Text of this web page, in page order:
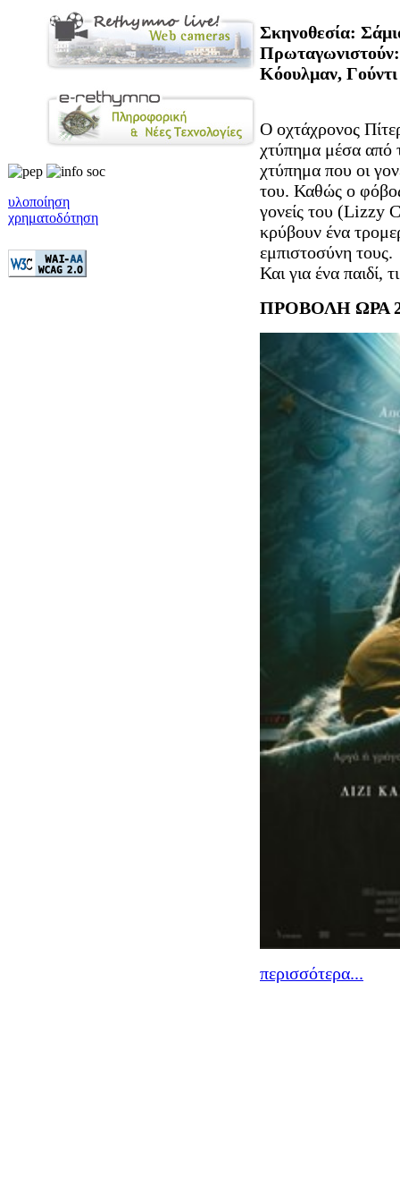
υλοποίηση
χρηματοδότηση
Σκηνοθεσία:
Κόουλμαν,
Ο οχτάχρονος
χτύπημα μέσα από
χτύπημα που οι
του. Καθώς ο φόβος
γονείς του (Lizzy
κρύβουν ένα
εμπιστοσύνη τους.
Και για ένα παιδί,
ΠΡΟΒΟΛΗ ΩΡΑ
περισσότερα...